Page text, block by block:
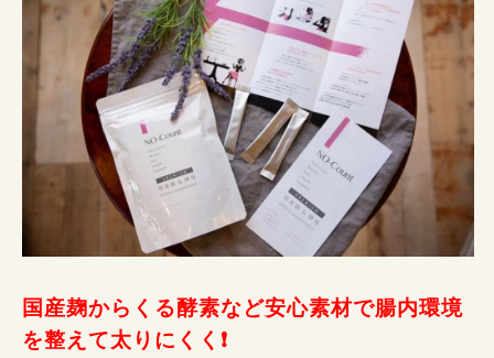
国産麹からくる酵素など安心素材で腸内環境
を整えて太りにくく❗